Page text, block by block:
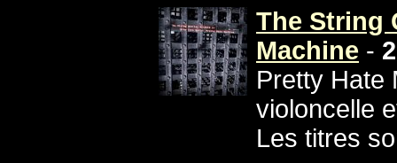
The String
Machine -
Pretty Hate
violoncelle
Les titres